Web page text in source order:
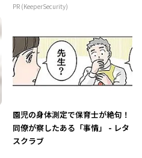
PR (KeeperSecurity)
園児の身体測定で保育士が絶句！
同僚が察したある「事情」 - レタ
スクラブ